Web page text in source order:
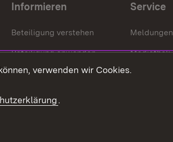
Informieren
Beteiligung verstehen
Beteiligung anwenden
Beteiligung stärken
Service
Meldungen
Mediathek
verwenden wir Cookies.
.